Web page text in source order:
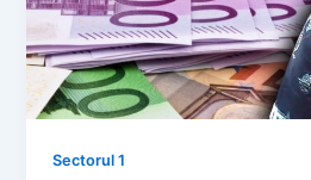
Sectorul 1